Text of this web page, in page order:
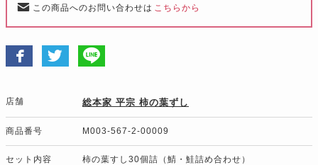
この商品へのお問い合わせは こちらから
店舗 総本家 平宗 柿の葉ずし
商品番号 M003-567-2-00009
セット内容 柿の葉すし30個詰（鯖・鮭詰め合わせ）